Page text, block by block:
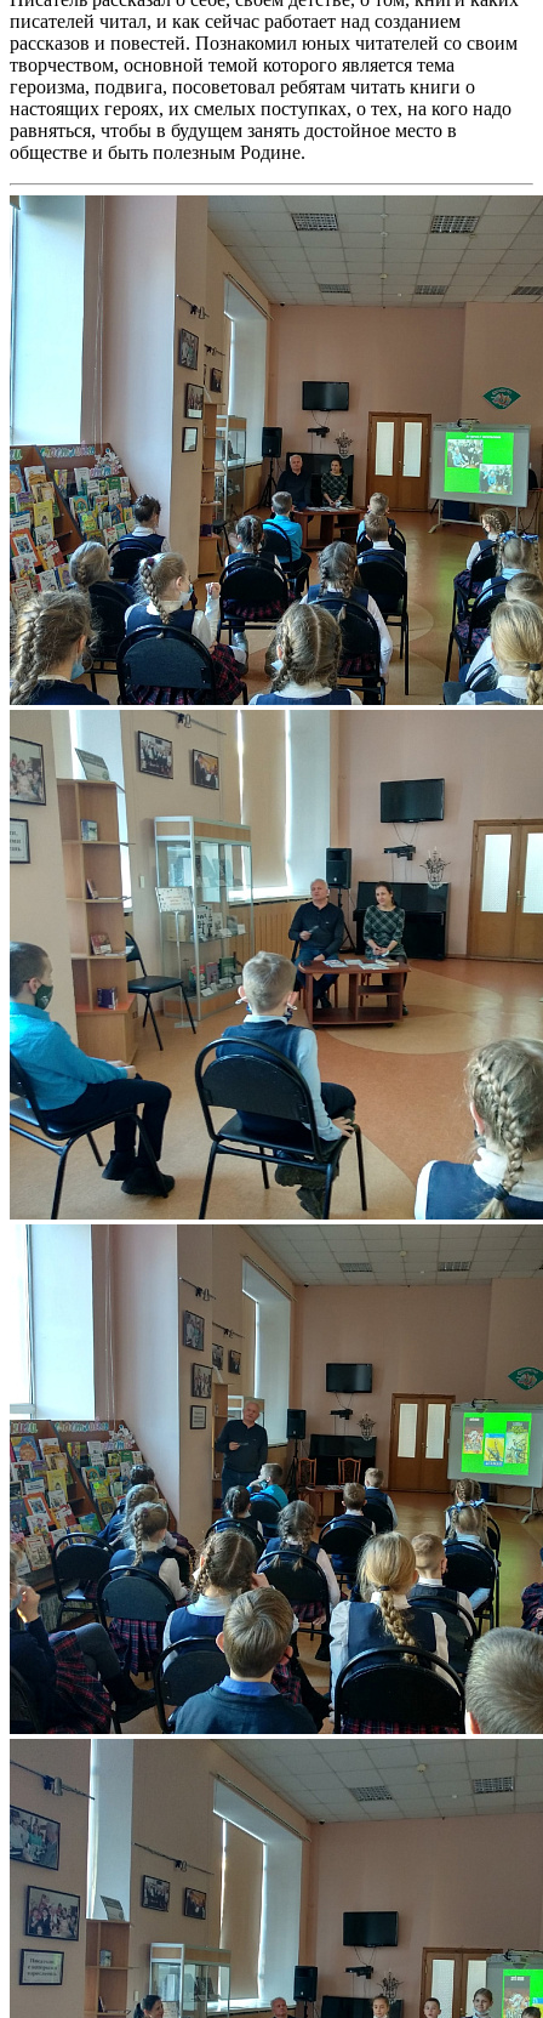
писателей читал, и как сейчас работает над созданием
рассказов и повестей. Познакомил юных читателей со своим
творчеством, основной темой которого является тема
героизма, подвига, посоветовал ребятам читать книги о
настоящих героях, их смелых поступках, о тех, на кого надо
равняться, чтобы в будущем занять достойное место в
обществе и быть полезным Родине.